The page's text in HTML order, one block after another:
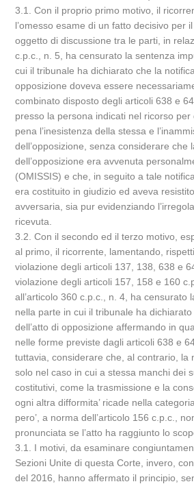
3.1. Con il proprio primo motivo, il
l’omesso esame di un fatto decisivo per
oggetto di discussione tra le parti, in
c.p.c., n. 5, ha censurato la sentenza
cui il tribunale ha dichiarato che la
opposizione doveva essere
combinato disposto degli articoli 638 e
presso la persona indicati nel ricorso per
pena l’inesistenza della stessa e
dell’opposizione, senza considerare che
dell’opposizione era avvenuta
(OMISSIS) e che, in seguito a tale
era costituito in giudizio ed aveva
avversaria, sia pur evidenziando
ricevuta.
3.2. Con il secondo ed il terzo motivo,
al primo, il ricorrente, lamentando,
violazione degli articoli 137, 138, 638 e
violazione degli articoli 157, 158 e 160
all’articolo 360 c.p.c., n. 4, ha censurato
nella parte in cui il tribunale ha
dell’atto di opposizione affermando in
nelle forme previste dagli articoli 638 e
tuttavia, considerare che, al contrario, la
solo nel caso in cui a stessa manchi dei
costitutivi, come la trasmissione e la
ogni altra difformita’ ricade nella
pero’, a norma dell’articolo 156 c.p.c.,
pronunciata se l’atto ha raggiunto lo
3.1. I motivi, da esaminare
Sezioni Unite di questa Corte, invero,
del 2016, hanno affermato il principio,